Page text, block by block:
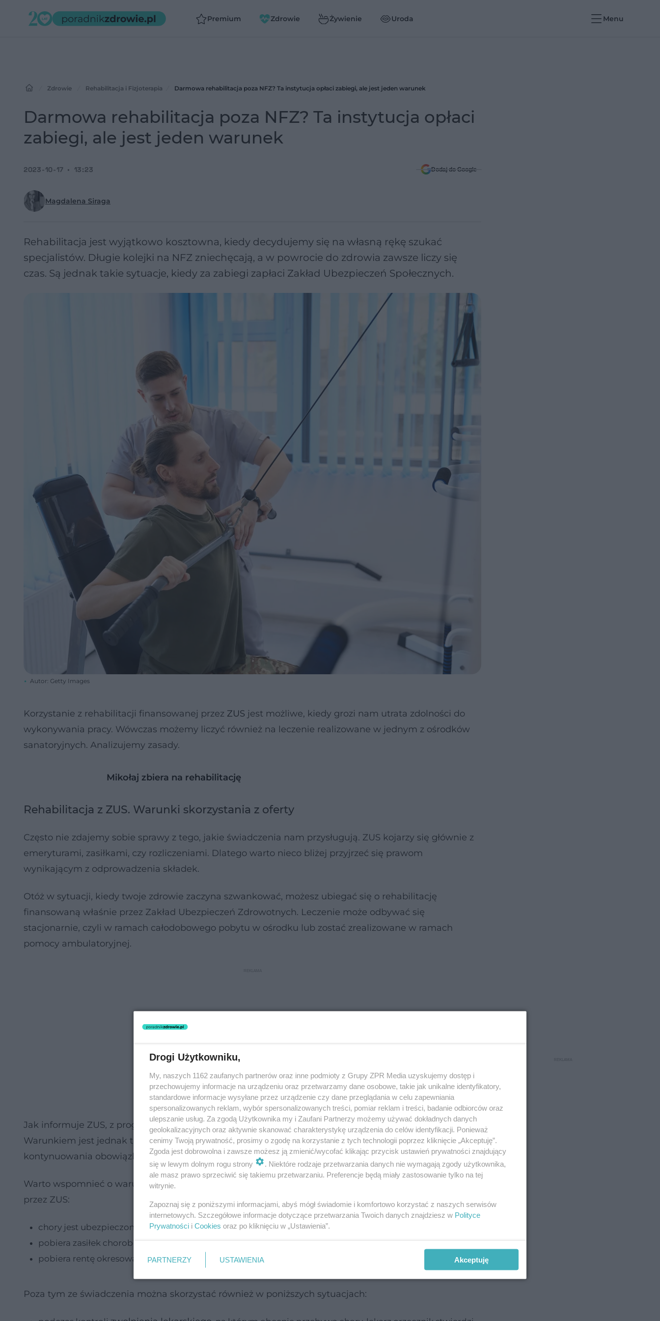
Premium Zdrowie Żywienie Uroda Menu
Zdrowie Rehabilitacja i Fizjoterapia Darmowa rehabilitacja poza NFZ? Ta instytucja opłaci zabiegi, ale jest jeden warunek
Darmowa rehabilitacja poza NFZ? Ta instytucja opłaci
zabiegi, ale jest jeden warunek
Magdalena Siraga
2023-10-17 13:23 Dodaj do Google
Rehabilitacja jest wyjątkowo kosztowna, kiedy decydujemy się na własną rękę szukać
specjalistów. Długie kolejki na NFZ zniechęcają, a w powrocie do zdrowia zawsze liczy się
czas. Są jednak takie sytuacje, kiedy za zabiegi zapłaci Zakład Ubezpieczeń Społecznych.
Autor: Getty Images
Korzystanie z rehabilitacji finansowanej przez ZUS jest możliwe, kiedy grozi nam utrata zdolności do
wykonywania pracy. Wówczas możemy liczyć również na leczenie realizowane w jednym z ośrodków
sanatoryjnych. Analizujemy zasady.
Mikołaj zbiera na rehabilitację
Rehabilitacja z ZUS. Warunki skorzystania z oferty
Często nie zdajemy sobie sprawy z tego, jakie świadczenia nam przysługują. ZUS kojarzy się głównie z
emeryturami, zasiłkami, czy rozliczeniami. Dlatego warto nieco bliżej przyjrzeć się prawom
wynikającym z odprowadzenia składek.
Otóż w sytuacji, kiedy twoje zdrowie zaczyna szwankować, możesz ubiegać się o rehabilitację
finansowaną właśnie przez Zakład Ubezpieczeń Zdrowotnych. Leczenie może odbywać się
stacjonarnie, czyli w ramach całodobowego pobytu w ośrodku lub zostać zrealizowane w ramach
pomocy ambulatoryjnej.
Jak informuje ZUS, z programu może skorzystać osoba, która jest zagrożona utratązdolności do pracy.
Warunkiem jest jednak to, że właśnie za sprawą rehabilitacji chory zyskuje szansę powrotu do zdrowia i
kontynuowania obowiązków.
Warto wspomnieć o warunkach, jakie musi spełniać osoba ubiegająca się o
przez ZUS:
chory jest ubezpieczony w ZUS (pracuje zawodowo),
pobiera zasiłek chorobowy lub świadczenie rehabilitacyjne,
pobiera rentę okresową z tytułu niezdolności do pracy.
Poza tym ze świadczenia można skorzystać również w poniższych sytuacjach:
Drogi Użytkowniku,
My, naszych 1162 zaufanych partnerów oraz inne podmioty z Grupy ZPR Media uzyskujemy dostęp i
przechowujemy informacje na urządzeniu oraz przetwarzamy dane osobowe, takie jak unikalne identyfikatory,
standardowe informacje wysyłane przez urządzenie czy dane przeglądania w celu zapewniania
spersonalizowanych reklam, wybór spersonalizowanych treści, pomiar reklam i treści, badanie odbiorców oraz
ulepszanie usług. Za zgodą Użytkownika my i Zaufani Partnerzy możemy używać dokładnych danych
geolokalizacyjnych oraz aktywnie skanować charakterystykę urządzenia do celów identyfikacji. Ponieważ
cenimy Twoją prywatność, prosimy o zgodę na korzystanie z tych technologii poprzez kliknięcie „Akceptuję”.
Zgoda jest dobrowolna i zawsze możesz ją zmienić/wycofać klikając przycisk ustawień prywatności znajdujący
się w lewym dolnym rogu strony
. Niektóre rodzaje przetwarzania danych nie wymagają zgody użytkownika,
ale masz prawo sprzeciwić się takiemu przetwarzaniu. Preferencje będą miały zastosowanie tylko na tej
witrynie.
Zapoznaj się z poniższymi informacjami, abyś mógł świadomie i komfortowo korzystać z naszych serwisów
internetowych. Szczegółowe informacje dotyczące przetwarzania Twoich danych znajdziesz w Polityce
Prywatności i Cookies oraz po kliknięciu w „Ustawienia”.
PARTNERZY USTAWIENIA Akceptuję